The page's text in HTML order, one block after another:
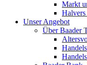
Markt
Unser Angebot
Über Baader